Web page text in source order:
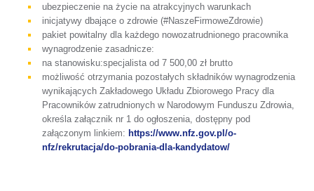
ubezpieczenie na życie na atrakcyjnych warunkach
inicjatywy dbające o zdrowie (#NaszeFirmoweZdrowie)
pakiet powitalny dla każdego nowozatrudnionego pracownika
wynagrodzenie zasadnicze:
na stanowisku:specjalista od 7 500,00 zł brutto
możliwość otrzymania pozostałych składników wynagrodzenia
wynikających Zakładowego Układu Zbiorowego Pracy dla
Pracowników zatrudnionych w Narodowym Funduszu Zdrowia,
określa załącznik nr 1 do ogłoszenia, dostępny pod
załączonym linkiem: https://www.nfz.gov.pl/o-
nfz/rekrutacja/do-pobrania-dla-kandydatow/